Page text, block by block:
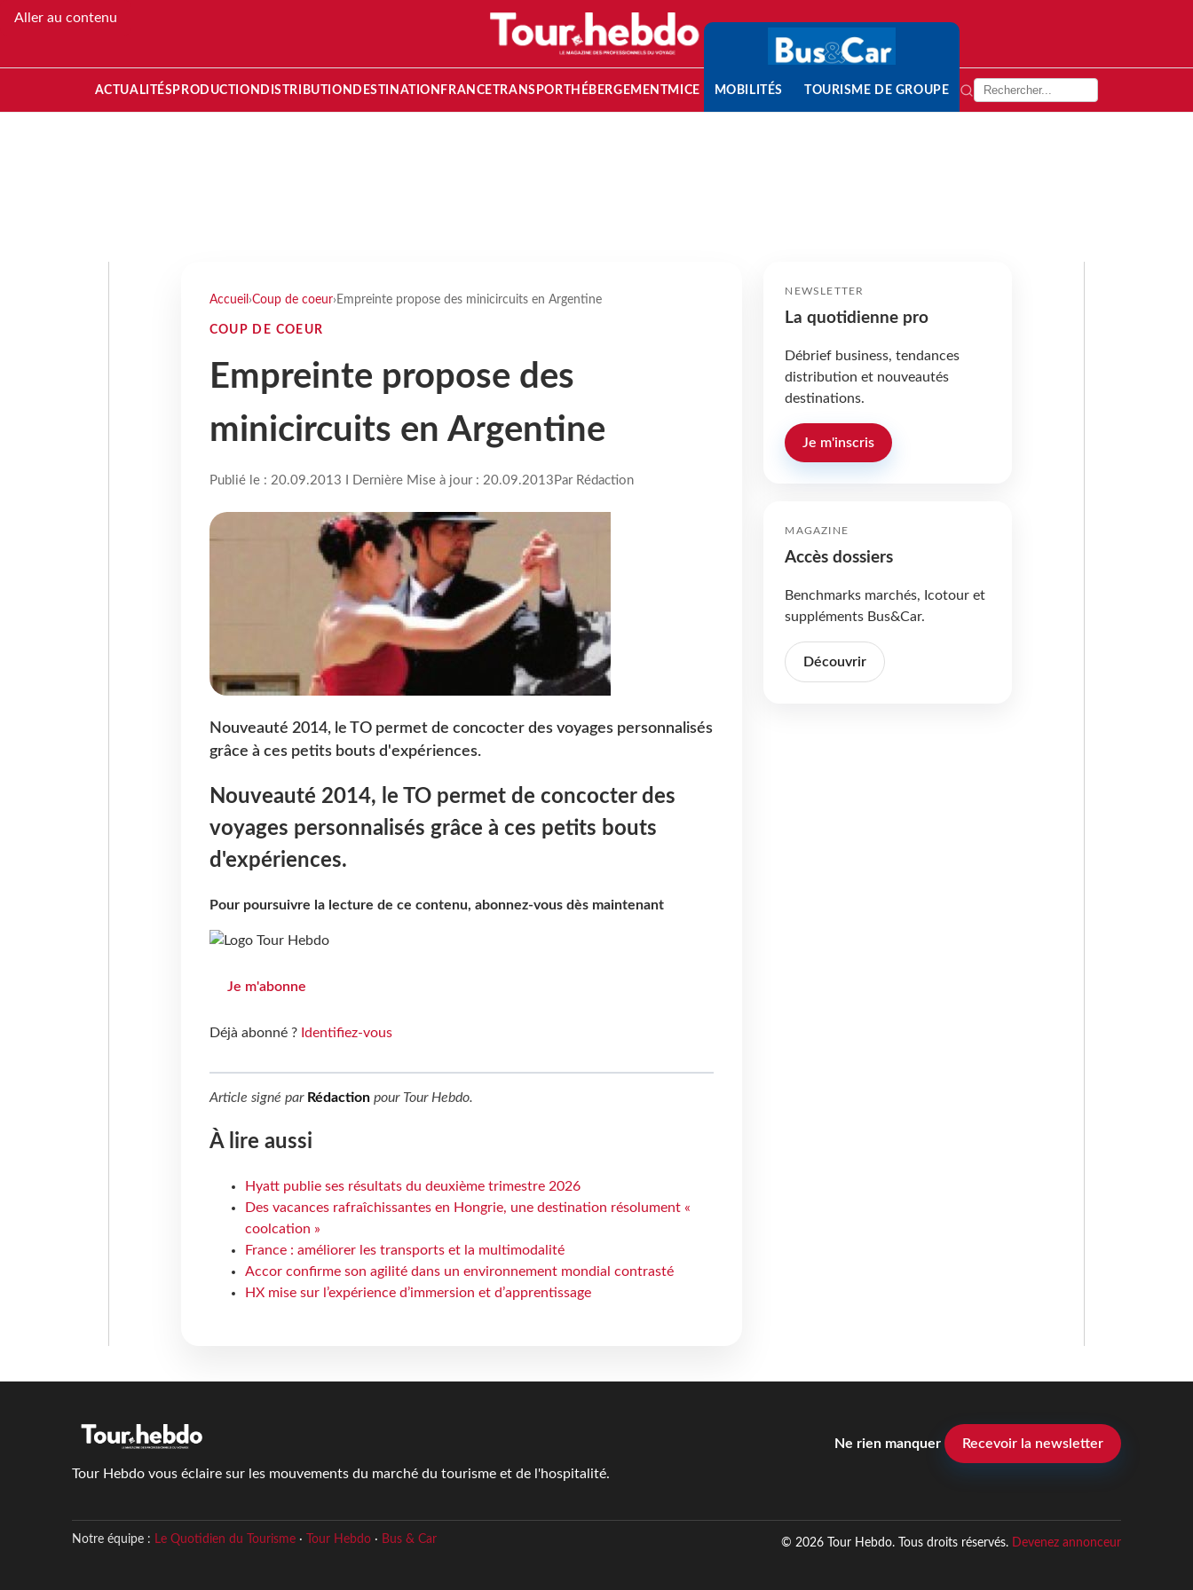
Aller au contenu
ACTUALITÉS PRODUCTION DISTRIBUTION DESTINATION FRANCETRANSPORT HÉBERGEMENTMICE MOBILITÉS TOURISME DE GROUPE
Accueil ›Coup de coeur› Empreinte propose des minicircuits en Argentine
COUP DE COEUR
Empreinte propose des
minicircuits en Argentine
Publié le : 20.09.2013 I Dernière Mise à jour : 20.09.2013 Par Rédaction
Nouveauté 2014, le TO permet de concocter des voyages personnalisés
grâce à ces petits bouts d'expériences.
Nouveauté 2014, le TO permet de concocter des
voyages personnalisés grâce à ces petits bouts
d'expériences.
Pour poursuivre la lecture de ce contenu, abonnez-vous dès maintenant
Je m'abonne
Déjà abonné ? Identifiez-vous
Article signé par Rédactionpour Tour Hebdo.
À lire aussi
Hyatt publie ses résultats du deuxième trimestre 2026
Des vacances rafraîchissantes en Hongrie, une destination résolument «
coolcation »
France : améliorer les transports et la multimodalité
Accor confirme son agilité dans un environnement mondial contrasté
HX mise sur l’expérience d’immersion et d’apprentissage
NEWSLETTER
La quotidienne pro
Débrief business, tendances
distribution et nouveautés
destinations.
Je m'inscris
MAGAZINE
Accès dossiers
Benchmarks marchés, Icotour et
suppléments Bus&Car.
Découvrir
Tour Hebdo vous éclaire sur les mouvements du marché du tourisme et de l'hospitalité.
Ne rien manquer Recevoir la newsletter
Notre équipe : Le Quotidien du Tourisme· Tour Hebdo· Bus & Car © 2026 Tour Hebdo. Tous droits réservés. Devenez annonceur